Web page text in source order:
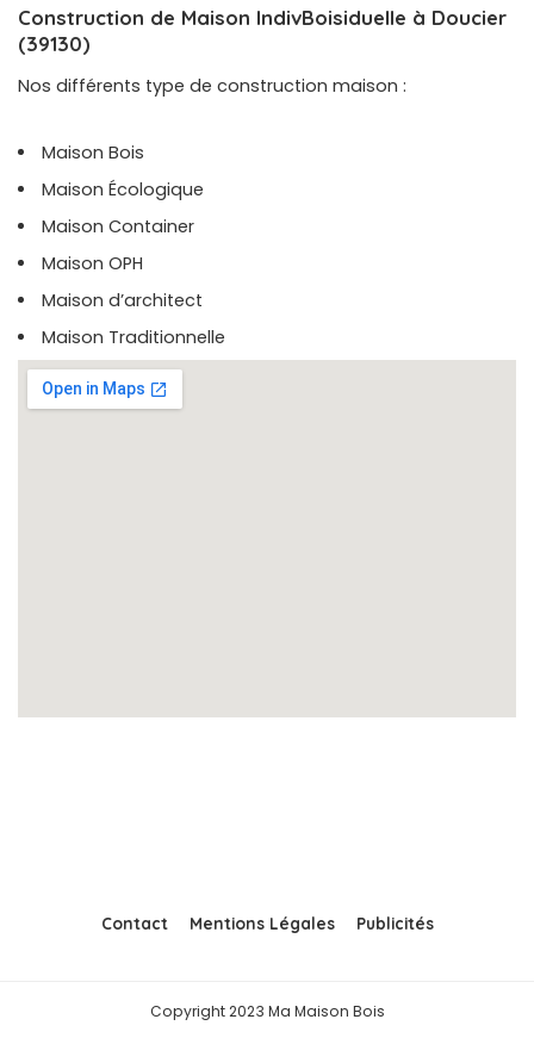
Construction de Maison IndivBoisiduelle à Doucier
(39130)
Nos différents type de construction maison :
Maison Bois
Maison Écologique
Maison Container
Maison OPH
Maison d’architect
Maison Traditionnelle
Contact Mentions Légales Publicités
Copyright 2023 Ma Maison Bois